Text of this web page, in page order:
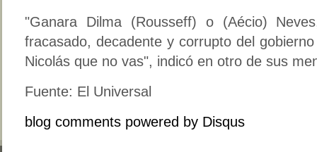
"Ganara Dilma (Rousseff) o (Aécio)
fracasado, decadente y corrupto del
Nicolás que no vas", indicó en otro de sus
Fuente: El Universal
blog comments powered by Disqus